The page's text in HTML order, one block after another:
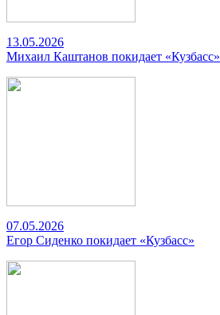
13.05.2026
Михаил Каштанов покидает «Кузбасс»
07.05.2026
Егор Сиденко покидает «Кузбасс»